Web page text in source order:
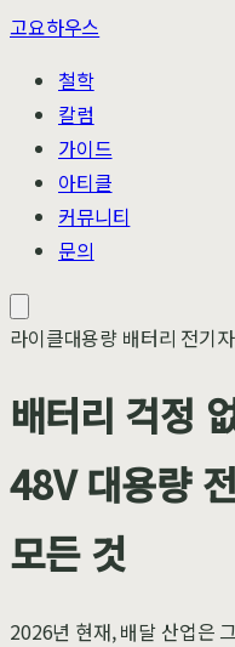
고요하우스
철학
칼럼
가이드
아티클
커뮤니티
문의
라이클대용량 배터리 전기
배터리 걱정
48V 대용량
모든 것
2026년 현재, 배달 산업은